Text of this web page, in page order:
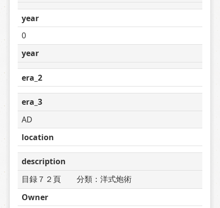
year
0
year
era_2
era_3
AD
location
description
目録７２頁　　分類：洋式炮術
Owner